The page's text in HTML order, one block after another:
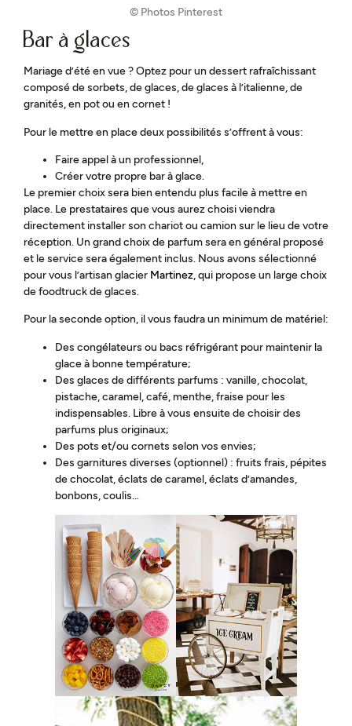
© Photos Pinterest
Bar à glaces
Mariage d’été en vue ? Optez pour un dessert rafraîchissant
composé de sorbets, de glaces, de glaces à l’italienne, de
granités, en pot ou en cornet !
Pour le mettre en place deux possibilités s’offrent à vous:
Faire appel à un professionnel,
Créer votre propre bar à glace.
Le premier choix sera bien entendu plus facile à mettre en
place. Le prestataires que vous aurez choisi viendra
directement installer son chariot ou camion sur le lieu de votre
réception. Un grand choix de parfum sera en général proposé
et le service sera également inclus. Nous avons sélectionné
pour vous l’artisan glacier Martinez, qui propose un large choix
de foodtruck de glaces.
Pour la seconde option, il vous faudra un minimum de matériel:
Des congélateurs ou bacs réfrigérant pour maintenir la
glace à bonne température;
Des glaces de différents parfums : vanille, chocolat,
pistache, caramel, café, menthe, fraise pour les
indispensables. Libre à vous ensuite de choisir des
parfums plus originaux;
Des pots et/ou cornets selon vos envies;
Des garnitures diverses (optionnel) : fruits frais, pépites
de chocolat, éclats de caramel, éclats d’amandes,
bonbons, coulis…